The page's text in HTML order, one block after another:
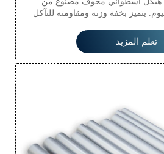
يتميز بخفة وزنه ومقاومته للتآكل
والبناء. يُسهّل سطحه الأملس تدفق
طول عمره في البيئات الصعبة. كما
يتيح حلولًا تصميمية متعددة
تعلم المزيد